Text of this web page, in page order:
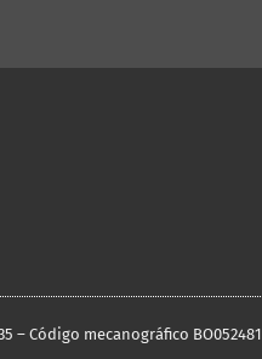
– Código mecanográfico BO052481